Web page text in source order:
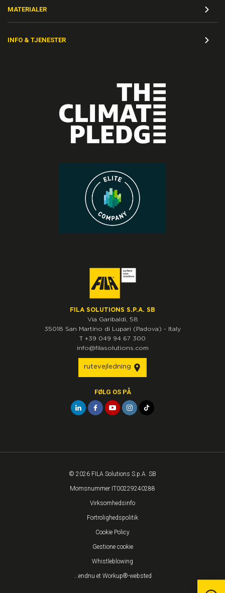
MATERIALER
INFO & TJENESTER
FILA SOLUTIONS S.P.A. SB
Via Garibaldi, 58
35018 San Martino di Lupari (Padova) - Italy
T +39 049 94 67 300
info@filasolutions.com
rutevejledning
FØLG OS PÅ
© 2026 FILA Solutions S.p.A. SB
Momsnummer IT00229240288
Virksomhedsinfo
Fortrolighedspolitik
Cookie Policy
Gestione cookie
Whistleblowing
...endnu et Workup®-websted